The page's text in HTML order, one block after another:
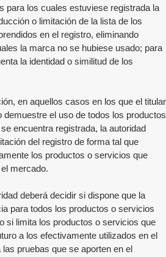
para los cuales estuviese registrada la
o limitación de la lista de los
en el registro, eliminando
la marca no se hubiese usado; para
la identidad o similitud de los
en aquellos casos en los que el titular
demuestre el uso de todos los productos
encuentra registrada, la autoridad
del registro de forma tal que
los productos o servicios que
mercado.
deberá decidir si dispone que la
para todos los productos o servicios
si limita los productos o servicios que
a los efectivamente utilizados en el
pruebas que se aporten en el